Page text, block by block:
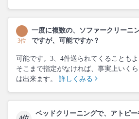
3位
一度に複数の、ソファークリーニ
ですが、可能ですか？
可能です。3、4件送られてくることも
そこまで指定がなければ、事実上いく
は出来ます。 詳しくみる
ベッドクリーニングで、アトピ